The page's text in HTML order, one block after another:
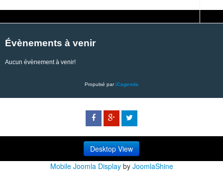
Évènements à venir
Aucun évènement à venir!
Propulsé pariCagenda
Desktop View
Mobile Joomla Displayby JoomlaShine